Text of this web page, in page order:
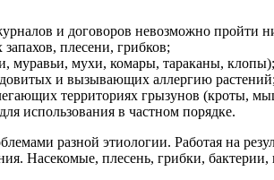
и договоров невозможно пройти
плесени, грибков;
муравьи, мухи, комары, тараканы, клопы);
и вызывающих аллергию растений;
территориях грызунов (кроты,
использования в частном порядке.
разной этиологии. Работая на
Насекомые, плесень, грибки,